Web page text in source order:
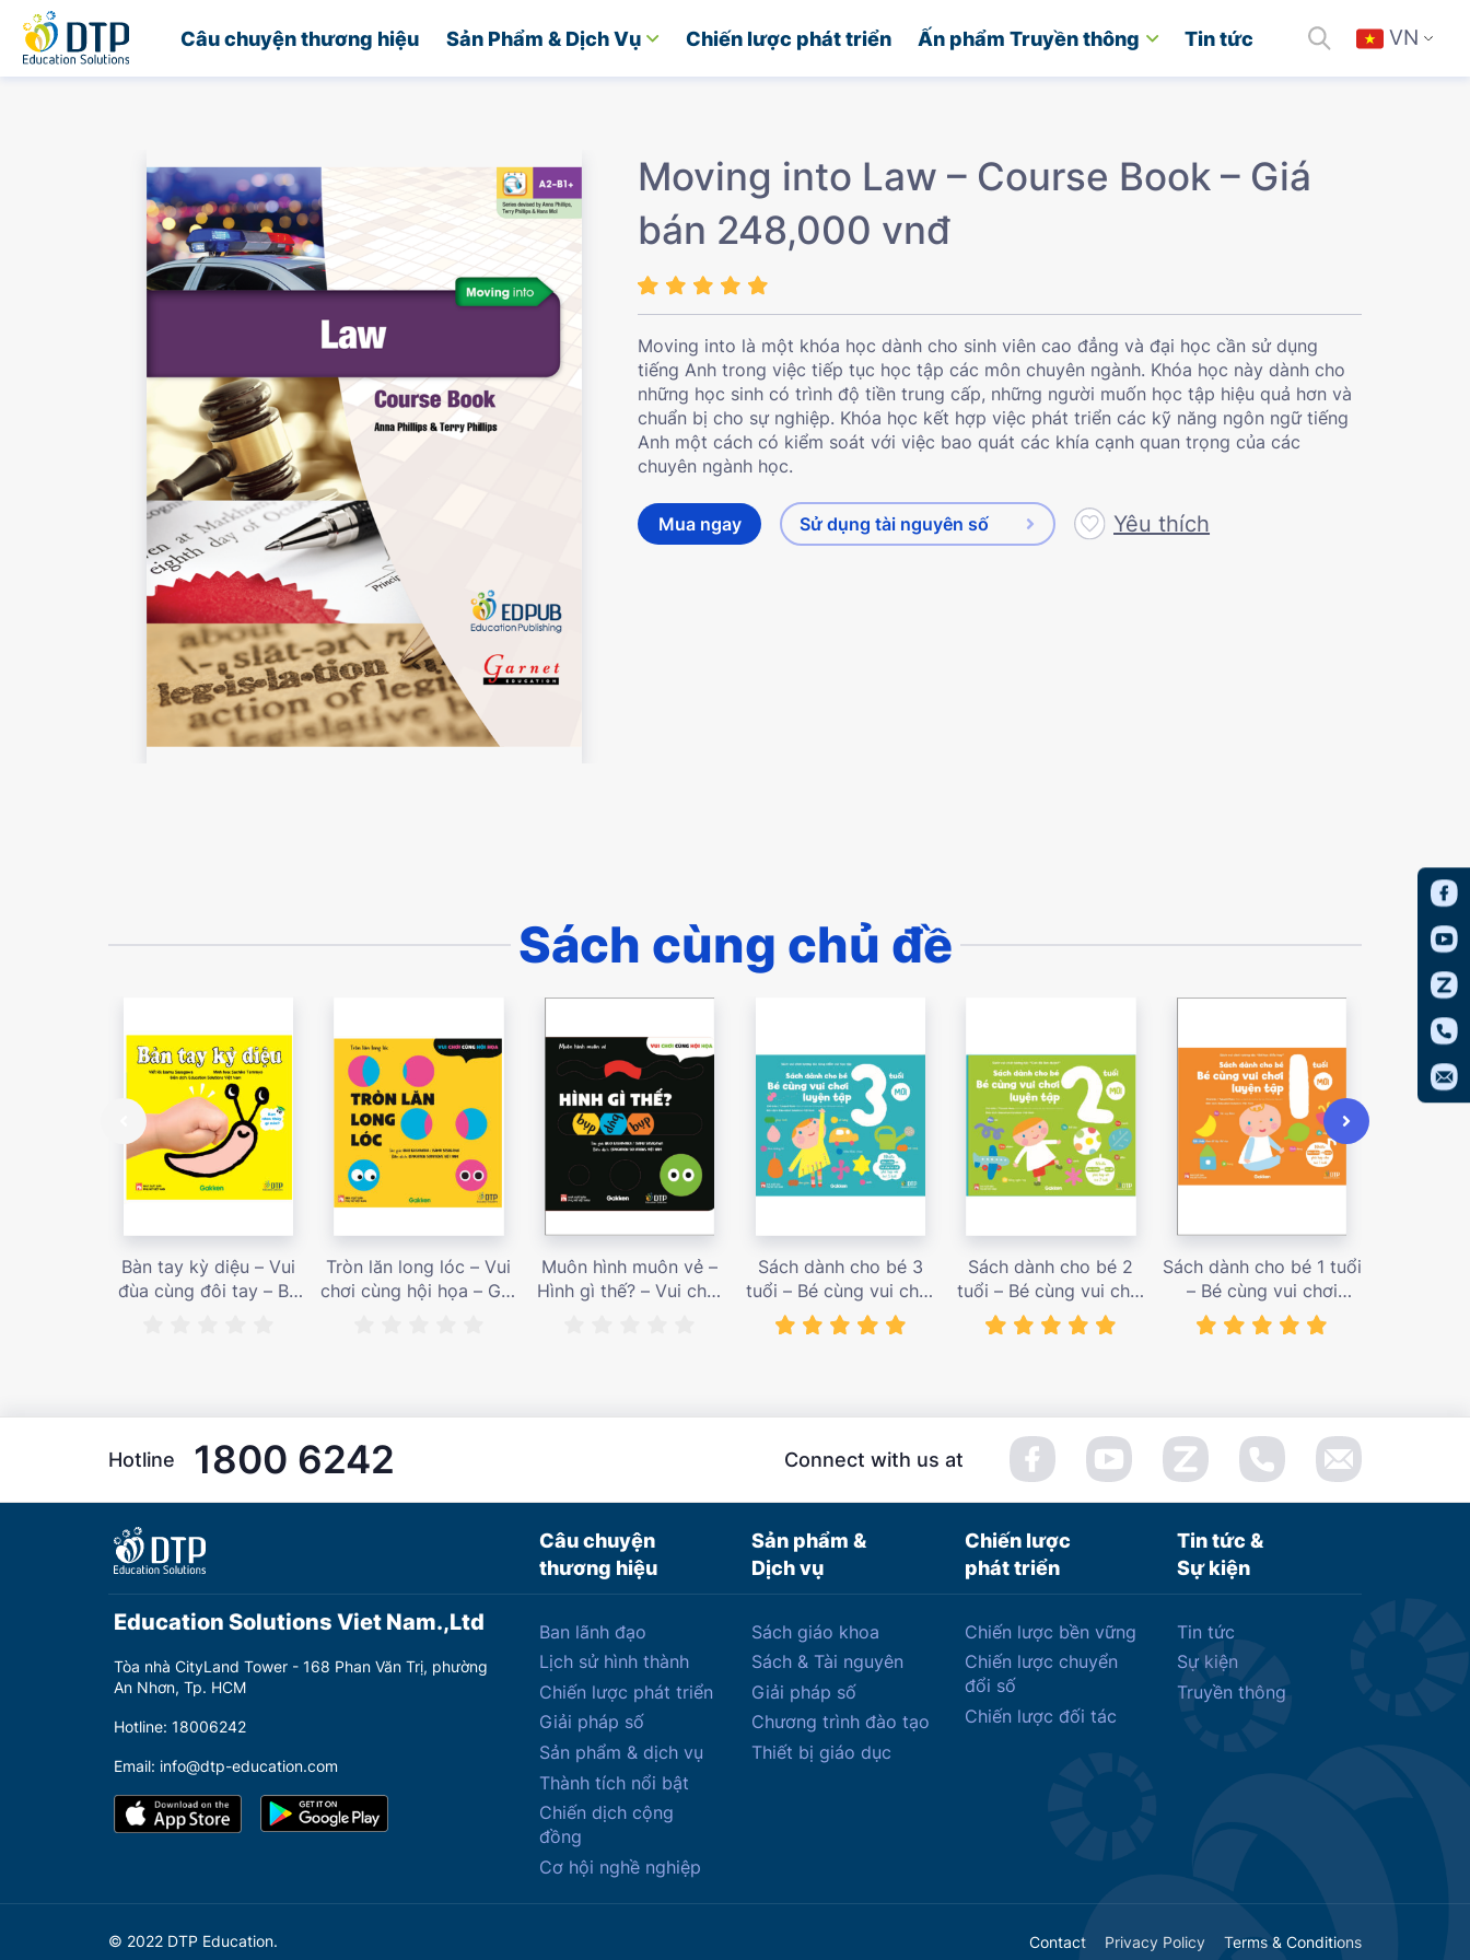
Câu chuyện thương hiệu Sản Phẩm & Dịch Vụ Chiến lược phát triển Ấn phẩm Truyền thông Tin tức VN
Trang chủ
Moving into Law – Course Book – Giá
bán 248,000 vnđ
Moving into là một khóa học dành cho sinh viên cao đẳng và đại học cần sử dụng
tiếng Anh trong việc tiếp tục học tập các môn chuyên ngành. Khóa học này dành cho
những học sinh có trình độ tiền trung cấp, những người muốn học tập hiệu quả hơn và
chuẩn bị cho sự nghiệp. Khóa học kết hợp việc phát triển các kỹ năng ngôn ngữ tiếng
Anh một cách có kiểm soát với việc bao quát các khía cạnh quan trọng của các
chuyên ngành học.
Mua ngay Sử dụng tài nguyên số Yêu thích
Sách cùng chủ đề
Bàn tay kỳ diệu – Vui
đùa cùng đôi tay – Bé
Tròn lăn long lóc – Vui
chơi cùng hội họa – Giá
Muôn hình muôn vẻ –
Hình gì thế? – Vui chơi
Sách dành cho bé 3
tuổi – Bé cùng vui chơi
luyện tập – Sách vui
chơi tương tác tăng
Sách dành cho bé 2
tuổi – Bé cùng vui chơi
luyện tập – Sách vui
chơi tương tác Con đã
Sách dành cho bé 1 tuổi
– Bé cùng vui chơi
luyện tập – Sách vui
chơi tương tác Bé học
Hotline 1800 6242 Connect with us at
Câu chuyện
thương hiệu
Sản phẩm &
Dịch vụ
Chiến lược
phát triển
Tin tức &
Sự kiện
Education Solutions Viet Nam.,Ltd
Tòa nhà CityLand Tower - 168 Phan Văn Trị, phường
An Nhơn, Tp. HCM
Hotline: 18006242
Email: info@dtp-education.com
Ban lãnh đạo
Lịch sử hình thành
Chiến lược phát triển
Giải pháp số
Sản phẩm & dịch vụ
Thành tích nổi bật
Chiến dịch cộng
đồng
Cơ hội nghề nghiệp
Sách giáo khoa
Sách & Tài nguyên
Giải pháp số
Chương trình đào tạo
Thiết bị giáo dục
Chiến lược bền vững
Chiến lược chuyển
đổi số
Chiến lược đối tác
Tin tức
Sự kiện
Truyền thông
© 2022 DTP Education. Contact Privacy Policy Terms & Conditions